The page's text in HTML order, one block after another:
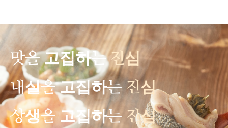
맛을 고집하는 진심
내실을 고집하는 진심
상생을 고집하는 진심